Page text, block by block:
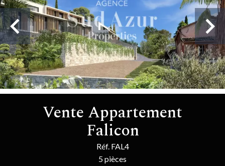
Vente Appartement
Falicon
Réf. FAL4
5 pièces